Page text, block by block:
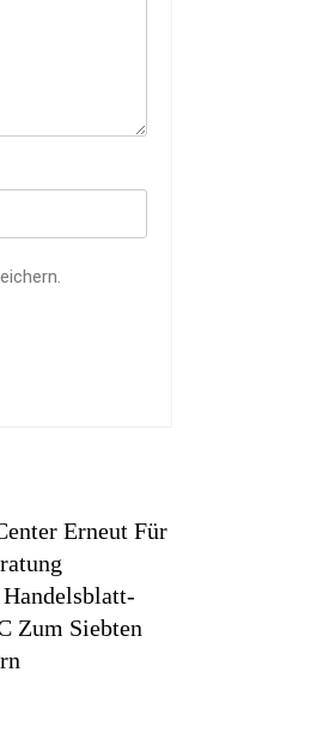
Erneut Für
Zum Siebten